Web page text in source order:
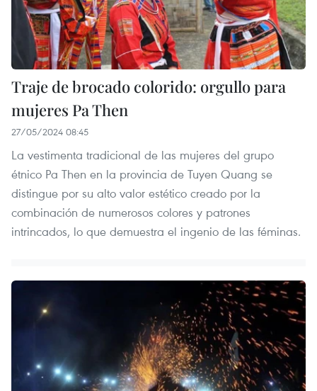
Traje de brocado colorido: orgullo para
mujeres Pa Then
27/05/2024 08:45
La vestimenta tradicional de las mujeres del grupo
étnico Pa Then en la provincia de Tuyen Quang se
distingue por su alto valor estético creado por la
combinación de numerosos colores y patrones
intrincados, lo que demuestra el ingenio de las féminas.